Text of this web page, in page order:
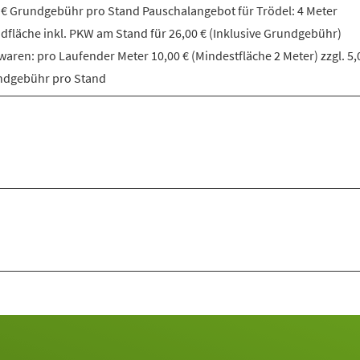
Grundgebühr pro Stand Pauschalangebot für Trödel: 4 Meter
inkl. PKW am Stand für 26,00 € (Inklusive Grundgebühr)
pro Laufender Meter 10,00 € (Mindestfläche 2 Meter) zzgl.
pro Stand